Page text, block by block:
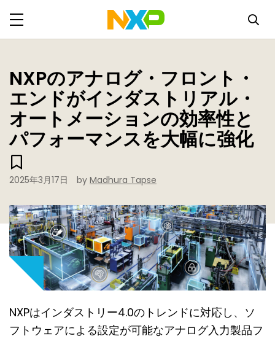
NXPのアナログ・フロント・
エンドがインダストリアル・
オートメーションの効率性と
パフォーマンスを大幅に強化
2025年3月17日 by Madhura Tapse
NXPはインダストリー4.0のトレンドに対応し、ソ
フトウェアによる設定が可能なアナログ入力製品フ